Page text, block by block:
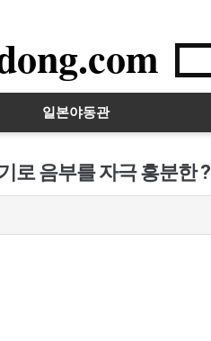
일본야동관
로 음부를 자극 흥분한 ?